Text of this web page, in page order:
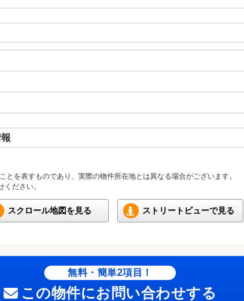
を表すものであり、実際の物件所在地とは異なる場合がございます。
ださい。
スクロール地図を見る ストリートビューで見る
無料・簡単2項目！
この物件にお問い合わせする